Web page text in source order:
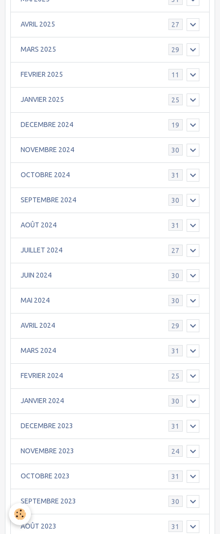
AVRIL 2025 27
MARS 2025 29
FEVRIER 2025 11
JANVIER 2025 25
DECEMBRE 2024 19
NOVEMBRE 2024 30
OCTOBRE 2024 31
SEPTEMBRE 2024 30
AOÛT 2024 31
JUILLET 2024 27
JUIN 2024 30
MAI 2024 30
AVRIL 2024 29
MARS 2024 31
FEVRIER 2024 25
JANVIER 2024 30
DECEMBRE 2023 31
NOVEMBRE 2023 24
OCTOBRE 2023 31
SEPTEMBRE 2023 30
AOÛT 2023 31